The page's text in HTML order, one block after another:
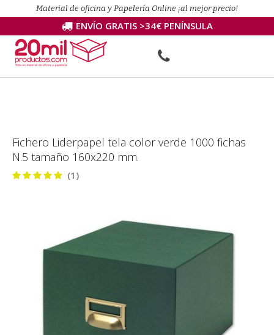
Material de oficina y Papelería Online ¡al mejor precio!
ENVÍO GRATIS >34€ PENÍNSULA
Fichero Liderpapel tela color verde 1000 fichas
N.5 tamaño 160x220 mm.
(1)